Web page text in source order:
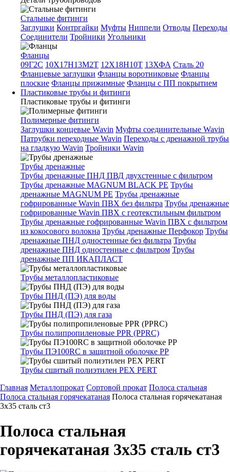
Стальные фитинги
Заглушки Контргайки Муфты Ниппели Отводы Переходы
Соединители Тройники Угольники
Фланцы
09Г2С 10Х17Н13М2Т 12Х18Н10Т 13ХФА Сталь 20
Фланцевые заглушки Фланцы воротниковые Фланцы
плоские Фланцы прижимные Фланцы с ПП покрытием
Пластиковые трубы и фитинги
Пластиковые трубы и фитинги
Полимерные фитинги
Заглушки концевые Wavin Муфты соединительные Wavin
Патрубки переходные Wavin Переходы с дренажной трубы
на гладкую Wavin Тройники Wavin
Трубы дренажные
Трубы дренажные ПНД ПВД двухстенные с фильтром
Трубы дренажные MAGNUM BLACK PE Трубы
дренажные MAGNUM PE Трубы дренажные
гофрированные Wavin ПВХ без фильтра Трубы дренажные
гофрированные Wavin ПВХ с геотекстильным фильтром
Трубы дренажные гофрированные Wavin ПВХ с фильтром
из кокосового волокна Трубы дренажные Перфокор Трубы
дренажные ПНД одностенные без фильтра Трубы
дренажные ПНД одностенные с фильтром Трубы
дренажные ПП ИКАПЛАСТ
Трубы металлопластиковые
Трубы ПНД (ПЭ) для воды
Трубы ПНД (ПЭ) для газа
Трубы полипропиленовые PPR (PPRC)
Трубы ПЭ100RC в защитной оболочке PP
Трубы сшитый полиэтилен PEX PERT
Главная Металлопрокат Сортовой прокат Полоса стальная
Полоса стальная горячекатаная Полоса стальная горячекатаная
3х35 сталь ст3
Полоса стальная
горячекатаная 3х35 сталь ст3